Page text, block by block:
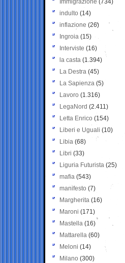
Immigrazione (734)
indulto (14)
inflazione (26)
Ingroia (15)
Interviste (16)
la casta (1.394)
La Destra (45)
La Sapienza (5)
Lavoro (1.316)
LegaNord (2.411)
Letta Enrico (154)
Liberi e Uguali (10)
Libia (68)
Libri (33)
Liguria Futurista (25)
mafia (543)
manifesto (7)
Margherita (16)
Maroni (171)
Mastella (16)
Mattarella (60)
Meloni (14)
Milano (300)